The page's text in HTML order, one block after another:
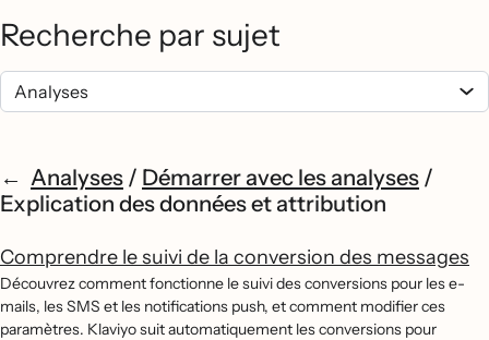
Recherche par sujet
Analyses / Démarrer avec les analyses /
Explication des données et attribution
Comprendre le suivi de la conversion des messages
Découvrez comment fonctionne le suivi des conversions pour les e-
mails, les SMS et les notifications push, et comment modifier ces
paramètres. Klaviyo suit automatiquement les conversions pour